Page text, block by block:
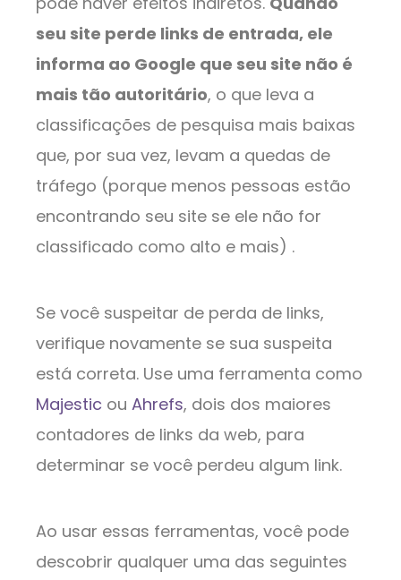
seu site perde links de entrada, ele
informa ao Google que seu site não é
mais tão autoritário, o que leva a
classificações de pesquisa mais baixas
que, por sua vez, levam a quedas de
tráfego (porque menos pessoas estão
encontrando seu site se ele não for
classificado como alto e mais) .
Se você suspeitar de perda de links,
verifique novamente se sua suspeita
está correta. Use uma ferramenta como
Majestic ou Ahrefs, dois dos maiores
contadores de links da web, para
determinar se você perdeu algum link.
Ao usar essas ferramentas, você pode
descobrir qualquer uma das seguintes